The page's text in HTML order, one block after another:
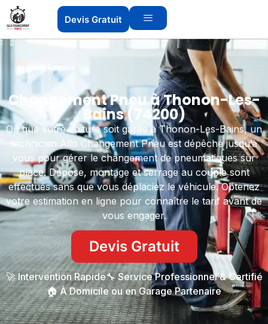
Devis Gratuit
Changement Pneu à Thonon-Les-
Bains (74200)
Où que votre voiture soit garée à Thonon-Les-Bains, un
technicien Allo Changement Pneu est dépêché jusqu’à
vous pour gérer le changement de pneumatiques sur
place. Dépose, montage et serrage au couple sont
effectués sans que vous déplaciez le véhicule. Obtenez
votre estimation en ligne pour connaître le tarif avant de
vous engager.
Devis Gratuit
🚀 Intervention Rapide🔧 Service Professionnel & Certifié
🏠 À Domicile ou en Garage Partenaire